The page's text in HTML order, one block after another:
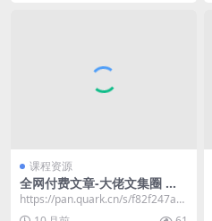
课程资源
全网付费文章-大佬文集圈 学
习先锋 10月12日更新
https://pan.quark.cn/s/f82f247ae
849